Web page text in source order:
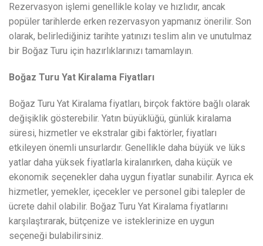
Rezervasyon işlemi genellikle kolay ve hızlıdır, ancak
popüler tarihlerde erken rezervasyon yapmanız önerilir. Son
olarak, belirlediğiniz tarihte yatınızı teslim alın ve unutulmaz
bir Boğaz Turu için hazırlıklarınızı tamamlayın.
Boğaz Turu Yat Kiralama Fiyatları
Boğaz Turu Yat Kiralama fiyatları, birçok faktöre bağlı olarak
değişiklik gösterebilir. Yatın büyüklüğü, günlük kiralama
süresi, hizmetler ve ekstralar gibi faktörler, fiyatları
etkileyen önemli unsurlardır. Genellikle daha büyük ve lüks
yatlar daha yüksek fiyatlarla kiralanırken, daha küçük ve
ekonomik seçenekler daha uygun fiyatlar sunabilir. Ayrıca ek
hizmetler, yemekler, içecekler ve personel gibi talepler de
ücrete dahil olabilir. Boğaz Turu Yat Kiralama fiyatlarını
karşılaştırarak, bütçenize ve isteklerinize en uygun
seçeneği bulabilirsiniz.